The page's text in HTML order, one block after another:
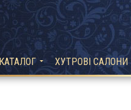
ХУТРОВІ САЛОНИ